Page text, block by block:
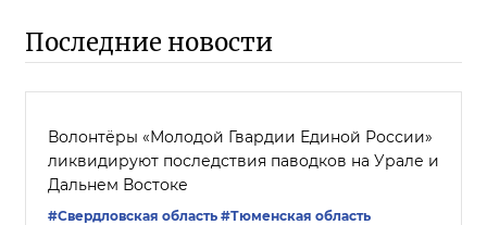
Последние новости
Волонтёры «Молодой Гвардии Единой России»
ликвидируют последствия паводков на Урале и
Дальнем Востоке
#Свердловская область #Тюменская область